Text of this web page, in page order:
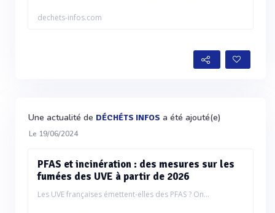
dechets-infos.com
Une actualité de DÉCHÉTS INFOS a été ajouté(e)
Le 19/06/2024
PFAS et incinération : des mesures sur les
fumées des UVE à partir de 2026
Les UVE françaises émettent-elles des PFAS ? On...